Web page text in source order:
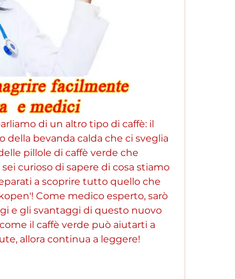
di un altro tipo di caffè: il
della bevanda calda che ci sveglia
pillole di caffè verde che
curioso di sapere di cosa stiamo
a scoprire tutto quello che
Come medico esperto, sarò
e gli svantaggi di questo nuovo
il caffè verde può aiutarti a
allora continua a leggere!